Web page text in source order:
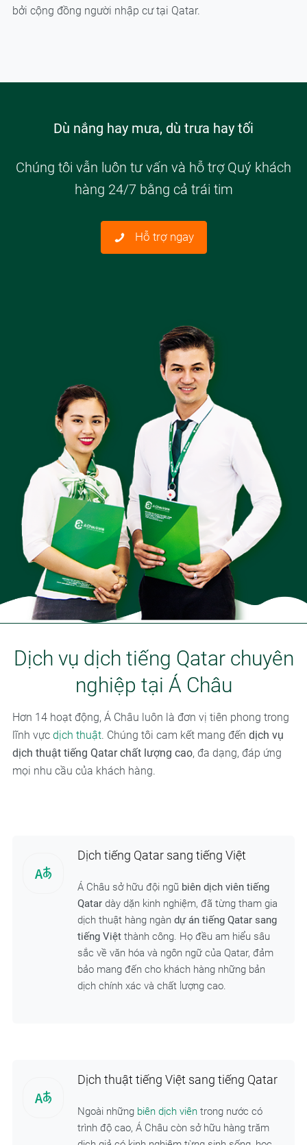
bởi cộng đồng người nhập cư tại Qatar.
Dù nắng hay mưa, dù trưa hay tối
Chúng tôi vẫn luôn tư vấn và hỗ trợ Quý khách
hàng 24/7 bằng cả trái tim
Hỗ trợ ngay
Dịch vụ dịch tiếng Qatar chuyên
nghiệp tại Á Châu
Hơn 14 hoạt động, Á Châu luôn là đơn vị tiên phong trong
lĩnh vực dịch thuật. Chúng tôi cam kết mang đến dịch vụ
dịch thuật tiếng Qatar chất lượng cao, đa dạng, đáp ứng
mọi nhu cầu của khách hàng.
Dịch tiếng Qatar sang tiếng Việt
Á Châu sở hữu đội ngũ biên dịch viên tiếng
Qatardày dặn kinh nghiệm, đã từng tham gia
dịch thuật hàng ngàn dự án tiếng Qatar sang
tiếng Việtthành công. Họ đều am hiểu sâu
sắc về văn hóa và ngôn ngữ của Qatar, đảm
bảo mang đến cho khách hàng những bản
dịch chính xác và chất lượng cao.
Dịch thuật tiếng Việt sang tiếng Qatar
Ngoài những biên dịch viêntrong nước có
trình độ cao, Á Châu còn sở hữu hàng trăm